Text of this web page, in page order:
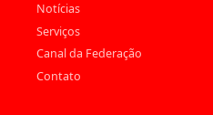
Notícias
Serviços
Canal da Federação
Contato